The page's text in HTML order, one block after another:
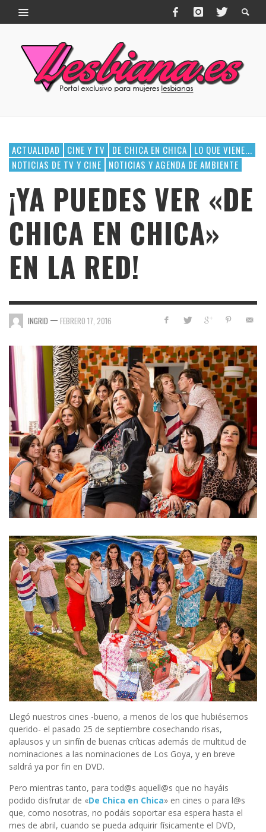
ACTUALIDAD CINE Y TV DE CHICA EN CHICA
LO QUE VIENE...
NOTICIAS DE TV Y CINE
NOTICIAS Y AGENDA DE AMBIENTE
¡YA PUEDES VER «DE
CHICA EN CHICA»
EN LA RED!
INGRID — FEBRERO 17, 2016
Llegó nuestros cines -bueno, a menos de los que hubiésemos
querido- el pasado 25 de septiembre cosechando risas,
aplausos y un sinfín de buenas críticas además de multitud de
nominaciones a las nominaciones de Los Goya, y en breve
saldrá ya por fin en DVD.
Pero mientras tanto, para tod@s aquell@s que no hayáis
podido disfrutar de «De Chica en Chica» en cines o para l@s
que, como nosotras, no podáis soportar esa espera hasta el
mes de abril, cuando se pueda adquirir físicamente el DVD,